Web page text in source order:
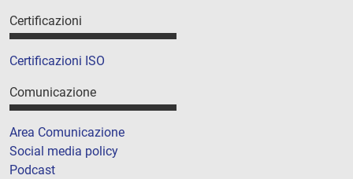
Certificazioni
Certificazioni ISO
Comunicazione
Area Comunicazione
Social media policy
Podcast